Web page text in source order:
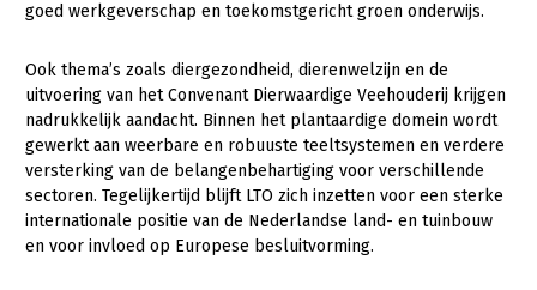
Sectoren
Dier
Biologische Landbouw
Geitenhouderij
Kalverhouderij
Plant
Akkerbouw
Biologische Landbouw
Multifunctionele landbouw
Multifunctioneel
goed werkgeverschap en toekomstgericht groen onderwijs.
Ook thema’s zoals diergezondheid, dierenwelzijn en de
uitvoering van het Convenant Dierwaardige Veehouderij krijgen
nadrukkelijk aandacht. Binnen het plantaardige domein wordt
gewerkt aan weerbare en robuuste teeltsystemen en verdere
versterking van de belangenbehartiging voor verschillende
sectoren. Tegelijkertijd blijft LTO zich inzetten voor een sterke
internationale positie van de Nederlandse land- en tuinbouw
en voor invloed op Europese besluitvorming.